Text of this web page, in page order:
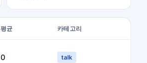
평균 카테고리
0 talk